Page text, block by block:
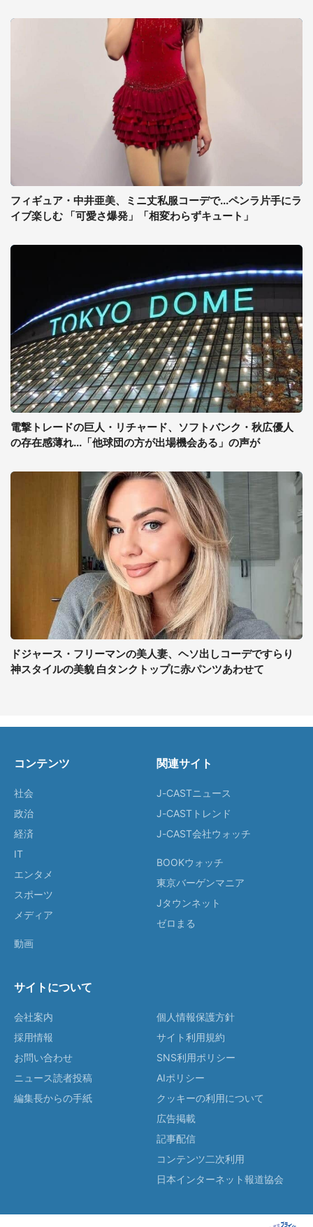
フィギュア・中井亜美、ミニ丈私服コーデで...ペンラ片手にラ
イブ楽しむ 「可愛さ爆発」「相変わらずキュート」
電撃トレードの巨人・リチャード、ソフトバンク・秋広優人
の存在感薄れ...「他球団の方が出場機会ある」の声が
ドジャース・フリーマンの美人妻、ヘソ出しコーデですらり
神スタイルの美貌 白タンクトップに赤パンツあわせて
コンテンツ
社会
政治
経済
IT
エンタメ
スポーツ
メディア
動画
関連サイト
J-CASTニュース
J-CASTトレンド
J-CAST会社ウォッチ
BOOKウォッチ
東京バーゲンマニア
Jタウンネット
ゼロまる
サイトについて
会社案内
採用情報
お問い合わせ
ニュース読者投稿
編集長からの手紙
個人情報保護方針
サイト利用規約
SNS利用ポリシー
AIポリシー
クッキーの利用について
広告掲載
記事配信
コンテンツ二次利用
日本インターネット報道協会